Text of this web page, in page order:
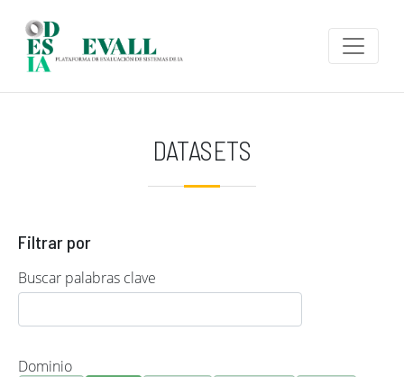
DATASETS
Filtrar por
Buscar palabras clave
Dominio